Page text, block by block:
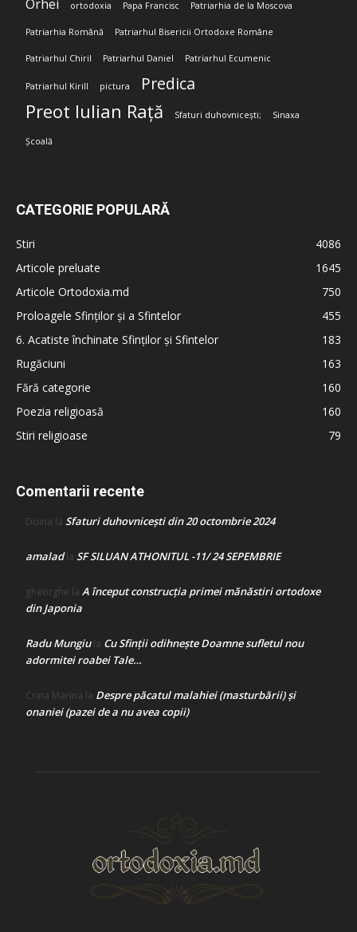
Orhei ortodoxia Papa Francisc Patriarhia de la Moscova
Patriarhia Română Patriarhul Bisericii Ortodoxe Române
Patriarhul Chiril Patriarhul Daniel Patriarhul Ecumenic
Patriarhul Kirill pictura Predica
Preot Iulian Rață Sfaturi duhovnicești; Sinaxa
Școală
CATEGORIE POPULARĂ
Stiri
4086
Articole preluate
1645
Articole Ortodoxia.md
750
Proloagele Sfinților și a Sfintelor
455
6. Acatiste închinate Sfinților și Sfintelor
183
Rugăciuni
163
Fără categorie
160
Poezia religioasă
160
Stiri religioase
79
Comentarii recente
Doina la Sfaturi duhovnicești din 20 octombrie 2024
amaladla SF SILUAN ATHONITUL -11/ 24 SEPEMBRIE
gheorghe la A început construcţia primei mănăstiri ortodoxe
din Japonia
Radu Mungiula Cu Sfinții odihnește Doamne sufletul nou
adormitei roabei Tale…
Crina Marina la Despre păcatul malahiei (masturbării) şi
onaniei (pazei de a nu avea copii)